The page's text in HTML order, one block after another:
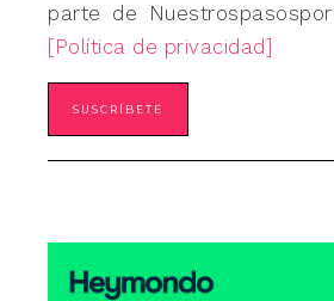
parte de
[Política de privacidad]